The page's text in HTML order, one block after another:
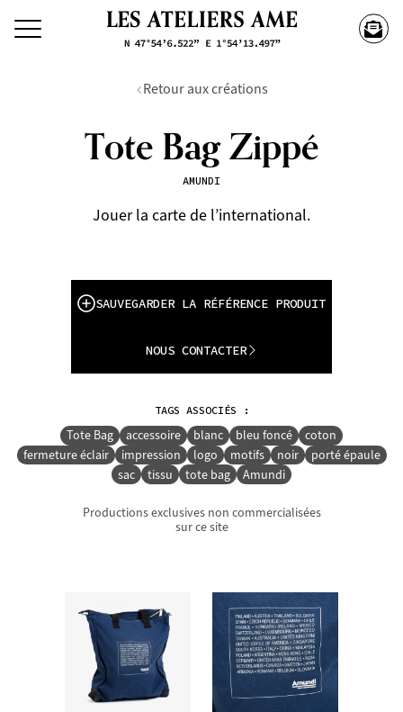
Retour aux créations
Tote Bag Zippé
AMUNDI
Jouer la carte de l’international.
SAUVEGARDER LA RÉFÉRENCE PRODUIT
NOUS CONTACTER
TAGS ASSOCIÉS :
Tote Bag accessoire blanc bleu foncé
coton
fermeture éclair
impression logo motifs noir
porté épaule
sac
tissu tote bag Amundi
Productions exclusives non commercialisées
sur ce site